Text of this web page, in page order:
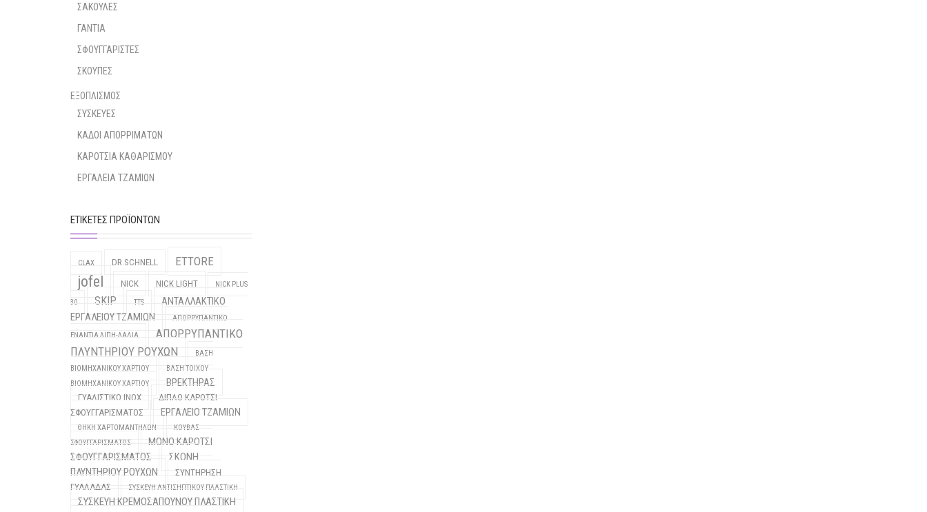
ΣΑΚΟΥΛΕΣ
ΓΑΝΤΙΑ
ΣΦΟΥΓΓΑΡΙΣΤΕΣ
ΣΚΟΥΠΕΣ
ΕΞΟΠΛΙΣΜΟΣ
ΣΥΣΚΕΥΕΣ
ΚΑΔΟΙ ΑΠΟΡΡΙΜΑΤΩΝ
ΚΑΡΟΤΣΙΑ ΚΑΘΑΡΙΣΜΟΥ
ΕΡΓΑΛΕΙΑ ΤΖΑΜΙΩΝ
ΕΤΙΚΈΤΕΣ ΠΡΟΪΌΝΤΩΝ
CLAX DR.SCHNELL ETTORE
jofel NICK NICK LIGHT
NICK PLUS
30
SKIP TTS
ΑΝΤΑΛΛΑΚΤΙΚΟ
ΕΡΓΑΛΕΙΟΥ ΤΖΑΜΙΩΝ
ΑΠΟΡΡΥΠΑΝΤΙΚΟ
ΕΝΑΝΤΙΑ ΛΙΠΗ-ΛΑΔΙΑ
ΑΠΟΡΡΥΠΑΝΤΙΚΟ
ΠΛΥΝΤΗΡΙΟΥ ΡΟΥΧΩΝ
ΒΑΣΗ
ΒΙΟΜΗΧΑΝΙΚΟΥ ΧΑΡΤΙΟΥ
ΒΑΣΗ ΤΟΙΧΟΥ
ΒΙΟΜΗΧΑΝΙΚΟΥ ΧΑΡΤΙΟΥ
ΒΡΕΚΤΗΡΑΣ
ΓΥΑΛΙΣΤΙΚΟ INOX
ΔΙΠΛΟ ΚΑΡΟΤΣΙ
ΣΦΟΥΓΓΑΡΙΣΜΑΤΟΣ
ΕΡΓΑΛΕΙΟ ΤΖΑΜΙΩΝ
ΘΗΚΗ ΧΑΡΤΟΜΑΝΤΗΛΩΝ
ΚΟΥΒΑΣ
ΣΦΟΥΓΓΑΡΙΣΜΑΤΟΣ
ΜΟΝΟ ΚΑΡΟΤΣΙ
ΣΦΟΥΓΓΑΡΙΣΜΑΤΟΣ
ΣΚΟΝΗ
ΠΛΥΝΤΗΡΙΟΥ ΡΟΥΧΩΝ
ΣΥΝΤΗΡΗΣΗ
ΓΥΑΛΑΔΑΣ
ΣΥΣΚΕΥΗ ΑΝΤΙΣΗΠΤΙΚΟΥ ΠΛΑΣΤΙΚΗ
ΣΥΣΚΕΥΗ ΚΡΕΜΟΣΑΠΟΥΝΟΥ ΠΛΑΣΤΙΚΗ